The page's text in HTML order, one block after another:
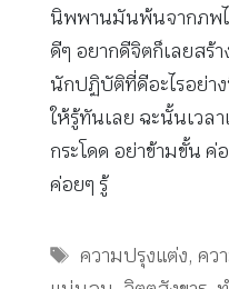
นิพพานมันพ้นจากภพไ
ดีๆ อยากดีจิตก็เลยสร้
นักปฏิบัติที่ดีอะไรอย่
ให้รู้ทันเลย ฉะนั้นเวล
กระโดด อย่าข้ามขั้น ค่
ค่อยๆ รู้
Tags
ความปรุงแต่ง,คว